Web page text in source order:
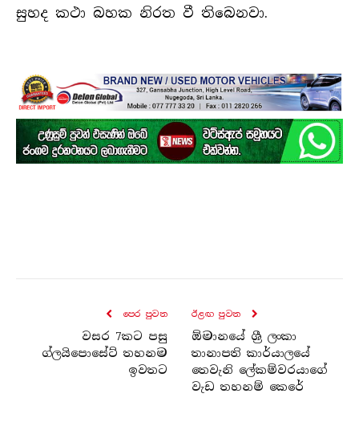
සුහද කථා බහක නිරත වී තිබෙනවා.
පෙර පුව​ත
වසර 7කට පසු
ග්ලයිපොසේට් තහනම
ඉවතට
ඊළඟ පුව​ත
ඕමානයේ ශ්‍රී ලංකා
තානාපති කාර්යාලයේ
තෙවැනි ලේකම්වරයාගේ
වැඩ තහනම් කෙරේ